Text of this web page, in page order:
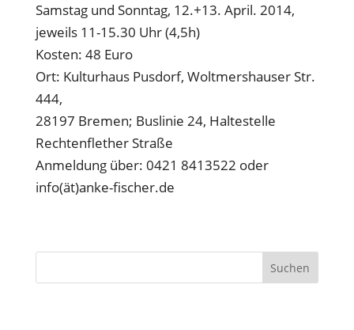
Samstag und Sonntag, 12.+13. April. 2014,
jeweils 11-15.30 Uhr (4,5h)
Kosten: 48 Euro
Ort: Kulturhaus Pusdorf, Woltmershauser Str.
444,
28197 Bremen; Buslinie 24, Haltestelle
Rechtenflether Straße
Anmeldung über: 0421 8413522 oder
info(ät)anke-fischer.de
Suchen